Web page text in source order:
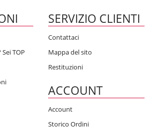
TOP
SERVIZIO CLIENTI
Contattaci
Mappa del sito
Restituzioni
ACCOUNT
Account
Storico Ordini